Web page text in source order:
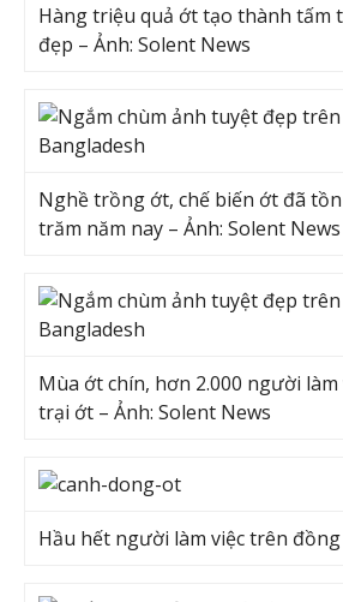
Hàng triệu quả ớt tạo thành tấm
đẹp – Ảnh: Solent News
Nghề trồng ớt, chế biến ớt đã
trăm năm nay – Ảnh: Solent News
Mùa ớt chín, hơn 2.000 người
trại ớt – Ảnh: Solent News
Hầu hết người làm việc trên